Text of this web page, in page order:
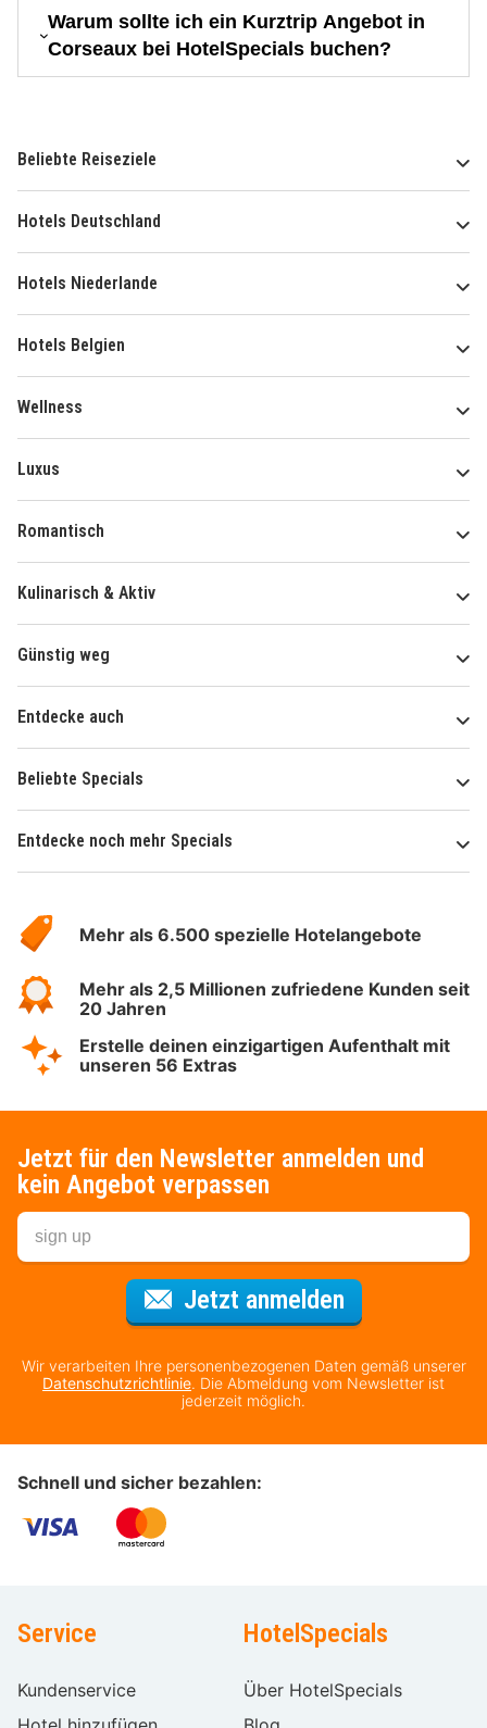
Warum sollte ich ein Kurztrip Angebot in
Corseaux bei HotelSpecials buchen?
Beliebte Reiseziele
Hotels Deutschland
Hotels Niederlande
Hotels Belgien
Wellness
Luxus
Romantisch
Kulinarisch & Aktiv
Günstig weg
Entdecke auch
Beliebte Specials
Entdecke noch mehr Specials
Hotelspecials
Mehr als 6.500 spezielle Hotelangebote
Mehr als 2,5 Millionen zufriedene Kunden seit
20 Jahren
Erstelle deinen einzigartigen Aufenthalt mit
unseren 56 Extras
Jetzt für den Newsletter anmelden und
kein Angebot verpassen
Jetzt anmeldenFür den
Wir verarbeiten Ihre personenbezogenen Daten gemäß unserer
Datenschutzrichtlinie. Die Abmeldung vom Newsletter ist
jederzeit möglich.
Schnell und sicher bezahlen:
Service
Kundenservice
HotelSpecials
Über HotelSpecials